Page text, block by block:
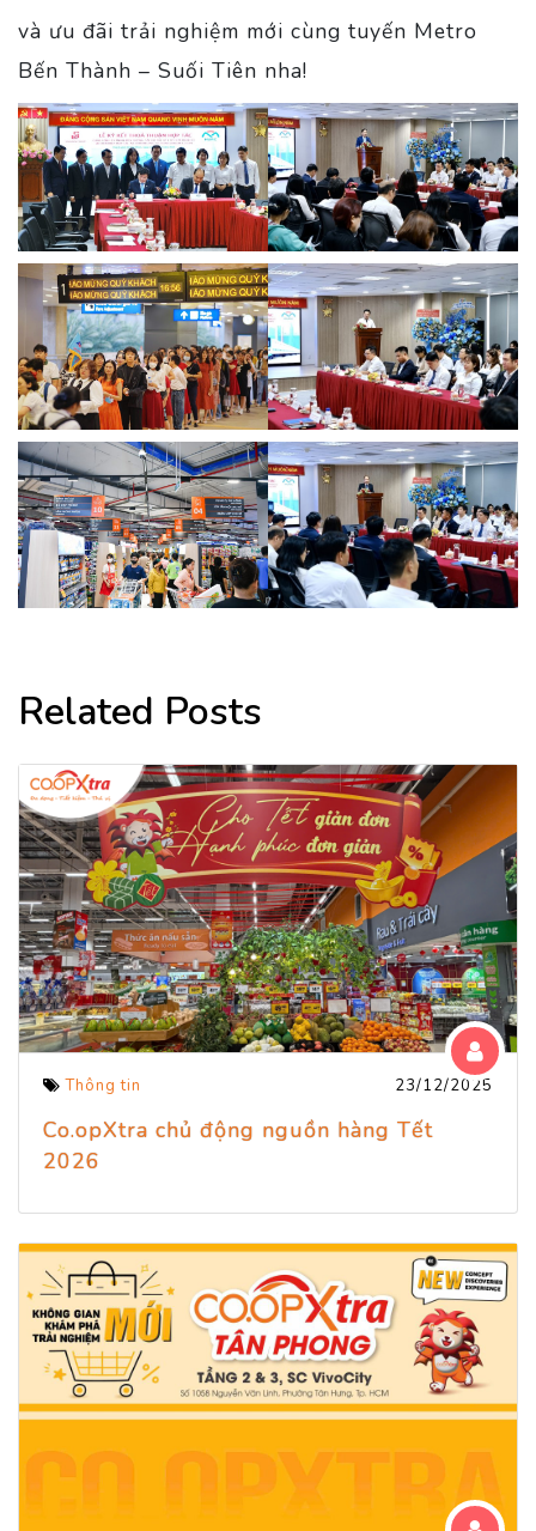
và ưu đãi trải nghiệm mới cùng tuyến Metro
Bến Thành – Suối Tiên nha!
Related Posts
Thông tin 23/12/2025
Co.opXtra chủ động nguồn hàng Tết
2026